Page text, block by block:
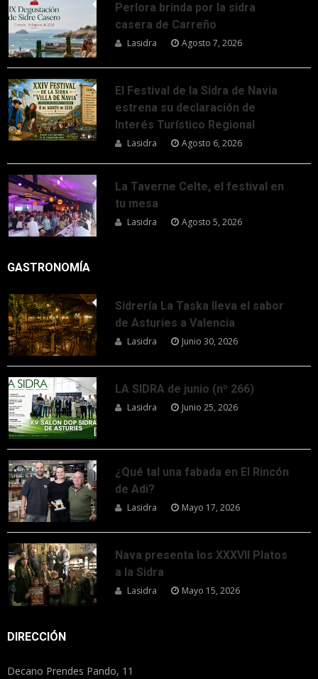
Perlora brinda por la sidra
casera de Carreño
Lasidra Agosto 7, 2026
El Festival de la Sidra de Navia
estrena su declaración de
Interés Turístico Regional
Lasidra Agosto 6, 2026
La Taverne Celte, el festival en
tu mesa
Lasidra Agosto 5, 2026
GASTRONOMÍA
Sidrería La Taska lleva el sabor
de Asturies a Valencia
Lasidra Junio 30, 2026
LA SIDRA de junio (nº 266)
Lasidra Junio 25, 2026
¿Qué tal una fabada en El Rincón
de Adi?
Lasidra Mayo 17, 2026
Nava presenta los XXXVII Platos
a la Sidra
Lasidra Mayo 15, 2026
DIRECCIÓN
Decano Prendes Pando, 11